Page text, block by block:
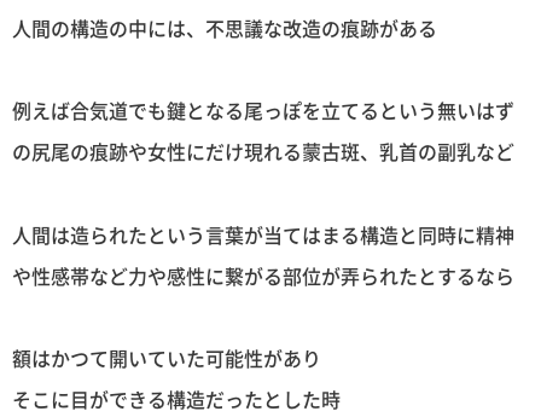
人間の構造の中には、不思議な改造の痕跡がある
例えば合気道でも鍵となる尾っぽを立てるという無いはず
の尻尾の痕跡や女性にだけ現れる蒙古斑、乳首の副乳など
人間は造られたという言葉が当てはまる構造と同時に精神
や性感帯など力や感性に繋がる部位が弄られたとするなら
額はかつて開いていた可能性があり
そこに目ができる構造だったとした時